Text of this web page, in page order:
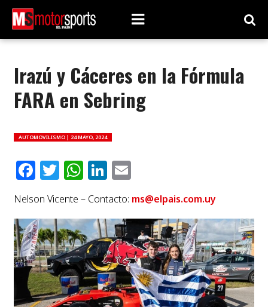
Irazú y Cáceres en la Fórmula
FARA en Sebring
AUTOMOVILISMO | 24 MAYO, 2024
Facebook
Twitter
WhatsApp
LinkedIn
Email
Nelson Vicente – Contacto: ms@elpais.com.uy